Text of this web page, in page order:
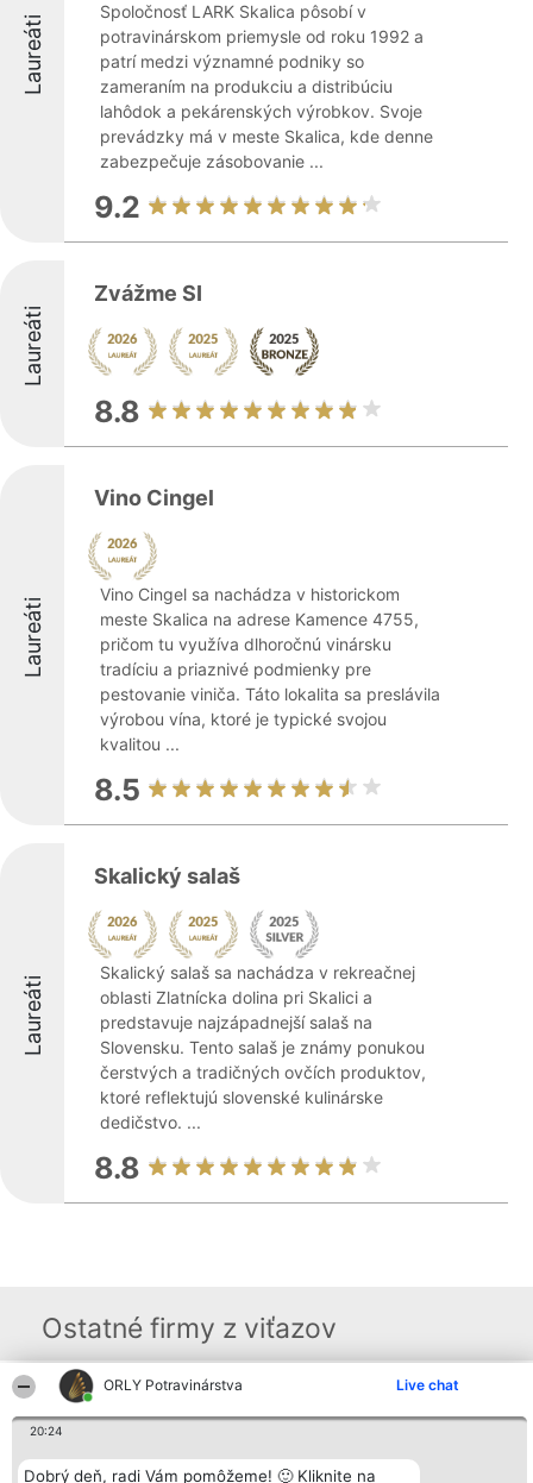
ORLY Potravinárstva Live chat
20:24
Dobrý deň, radi Vám pomôžeme! 🙂 Kliknite na
Laureáti
Spoločnosť LARK Skalica pôsobí v
potravinárskom priemysle od roku 1992 a
patrí medzi významné podniky so
zameraním na produkciu a distribúciu
lahôdok a pekárenských výrobkov. Svoje
prevádzky má v meste Skalica, kde denne
zabezpečuje zásobovanie ...
9.2
Laureáti
Zvážme SI
8.8
Laureáti
Vino Cingel
Vino Cingel sa nachádza v historickom
meste Skalica na adrese Kamence 4755,
pričom tu využíva dlhoročnú vinársku
tradíciu a priaznivé podmienky pre
pestovanie viniča. Táto lokalita sa preslávila
výrobou vína, ktoré je typické svojou
kvalitou ...
8.5
Laureáti
Skalický salaš
Skalický salaš sa nachádza v rekreačnej
oblasti Zlatnícka dolina pri Skalici a
predstavuje najzápadnejší salaš na
Slovensku. Tento salaš je známy ponukou
čerstvých a tradičných ovčích produktov,
ktoré reflektujú slovenské kulinárske
dedičstvo. ...
8.8
Ostatné firmy z viťazov
Organizátor hodnotenia
Bright Side Solutions sp. z o.
ul. Ruska 22
Wrocław 50-079
Laureáti
wszystkich
Laureatów
Kontakt